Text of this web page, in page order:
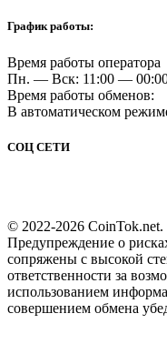
График работы:
Время работы оператора
Пн. — Вск: 11:00 —
Время работы обменов:
В автоматическом
СОЦ СЕТИ
© 2022-2026
Предупреждение о
сопряжены с высокой
ответственности за
использованием
совершением обмена